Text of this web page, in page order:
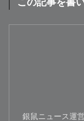
銀鼠ニュース運